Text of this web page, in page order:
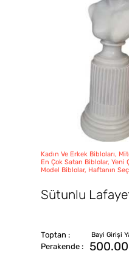
Kadın Ve Erkek Bibloları,
En Çok Satan Biblolar, Yeni
Model Biblolar, Haftanın
Sütunlu
500.00